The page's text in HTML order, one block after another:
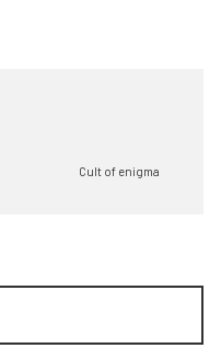
Cult of enigma